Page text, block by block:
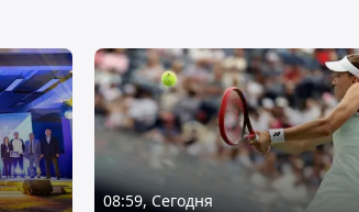
08:59, Сегодня